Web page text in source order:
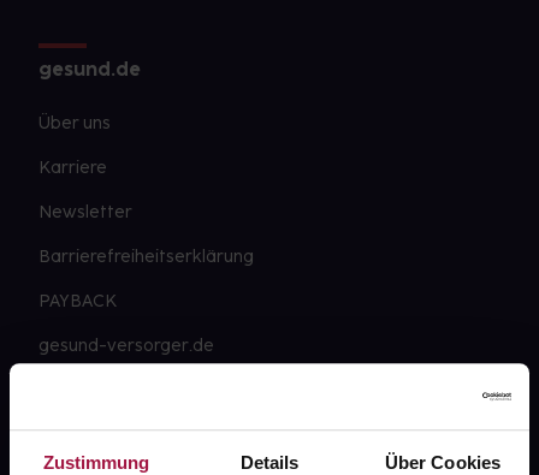
Zustimmung Details Über Cookies
gesund.de
Über uns
Karriere
Newsletter
Barrierefreiheitserklärung
PAYBACK
gesund-versorger.de
Datenschutz